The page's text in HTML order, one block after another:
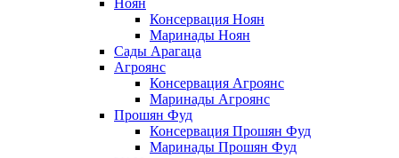
Ноян
Консервация Ноян
Маринады Ноян
Сады Арагаца
Агроянс
Консервация Агроянс
Маринады Агроянс
Прошян Фуд
Консервация Прошян Фуд
Маринады Прошян Фуд